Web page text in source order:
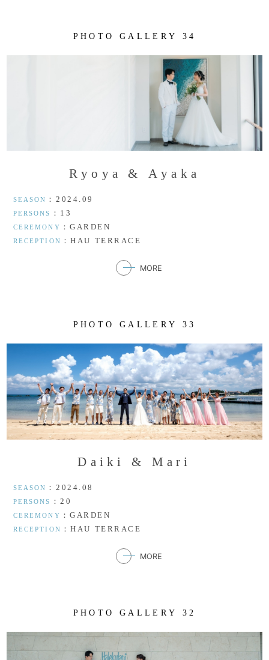
P HO TO G A L LE R Y 34
R yo y a & Aya ka
SEASON ：2024.09
PERSONS ：13
CEREMONY ：GARDEN
RECEPTION ：HAU TERRACE
MORE
P HO TO G A L LE R Y 33
D a iki & M ari
SEASON ：2024.08
PERSONS ：20
CEREMONY ：GARDEN
RECEPTION ：HAU TERRACE
MORE
P HO TO G A L LE R Y 3 2